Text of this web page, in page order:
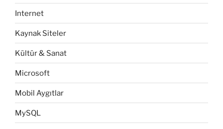
Internet
Kaynak Siteler
Kültür & Sanat
Microsoft
Mobil Aygıtlar
MySQL